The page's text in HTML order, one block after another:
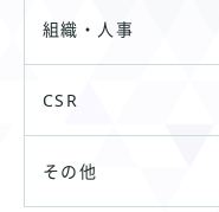
組織・人事
CSR
その他